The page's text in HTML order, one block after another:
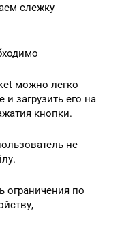
слежку
можно легко
загрузить его на
кнопки.
не
ограничения по